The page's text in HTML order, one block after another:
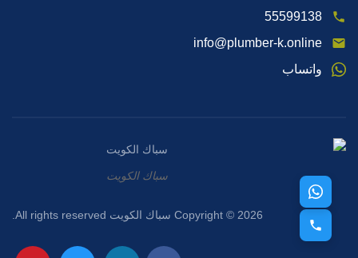
55599138
info@plumber-k.online
واتساب
سباك الكويت
Copyright © 2026 سباك الكويت All rights reserved.